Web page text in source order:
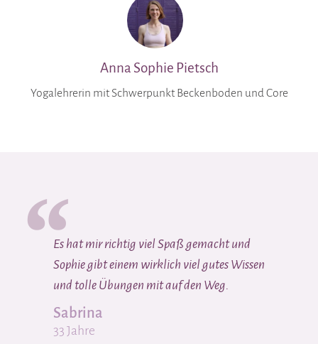
Anna Sophie Pietsch
Yogalehrerin mit Schwerpunkt Beckenboden und Core
Es hat mir richtig viel Spaß gemacht und
Sophie gibt einem wirklich viel gutes Wissen
und tolle Übungen mit auf den Weg.
Sabrina
33 Jahre